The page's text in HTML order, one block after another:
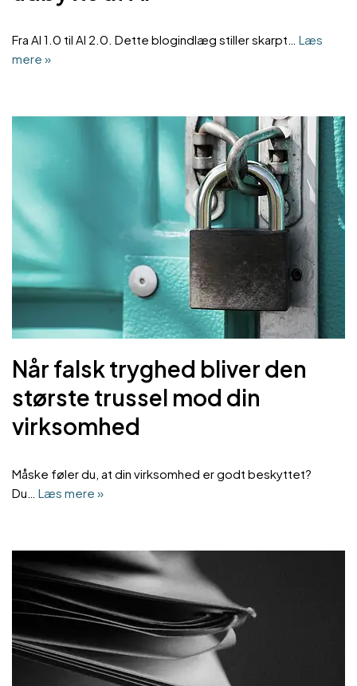
Fra AI 1.0 til AI 2.0. Dette blogindlæg stiller skarpt… Læs
mere »
Når falsk tryghed bliver den
største trussel mod din
virksomhed
Måske føler du, at din virksomhed er godt beskyttet?
Du… Læs mere »